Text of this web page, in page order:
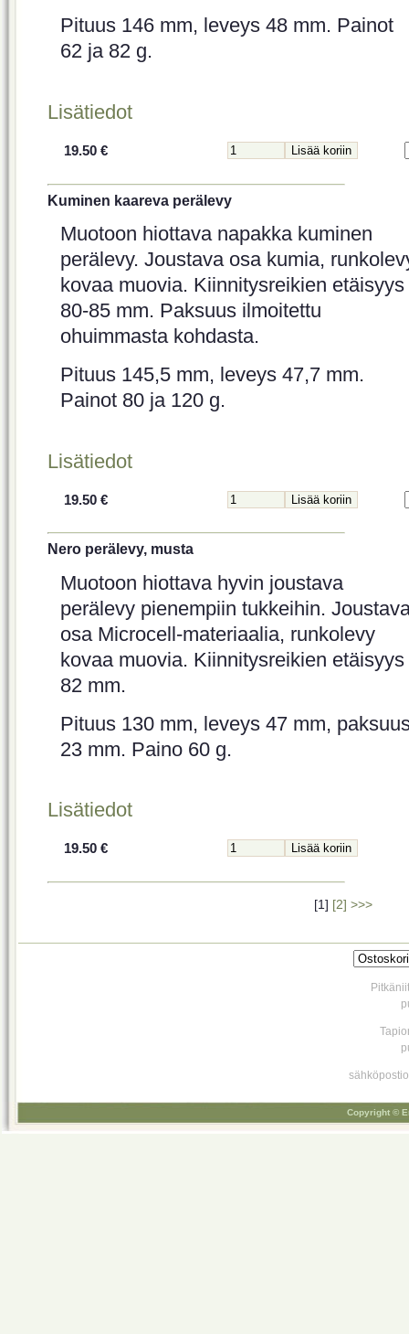
Pituus 146 mm, leveys 48 mm. Painot
62 ja 82 g.
Lisätiedot
19.50 €
Kuminen kaareva perälevy
Muotoon hiottava napakka kuminen
perälevy. Joustava osa kumia,
kovaa muovia. Kiinnitysreikien etäisyys
80-85 mm. Paksuus ilmoitettu
ohuimmasta kohdasta.
Pituus 145,5 mm, leveys 47,7 mm.
Painot 80 ja 120 g.
Lisätiedot
19.50 €
Nero perälevy, musta
Muotoon hiottava hyvin joustava
perälevy pienempiin tukkeihin.
osa Microcell-materiaalia, runkolevy
kovaa muovia. Kiinnitysreikien etäisyys
82 mm.
Pituus 130 mm, leveys 47 mm,
23 mm. Paino 60 g.
Lisätiedot
19.50 €
[1] [2] >>>
Copyright ©